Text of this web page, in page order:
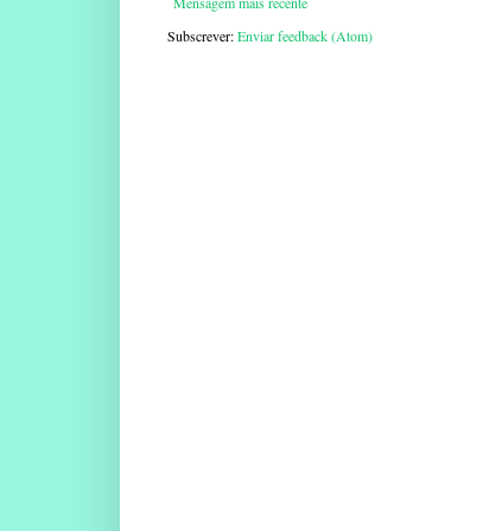
Subscrever:Enviar feedback (Atom)